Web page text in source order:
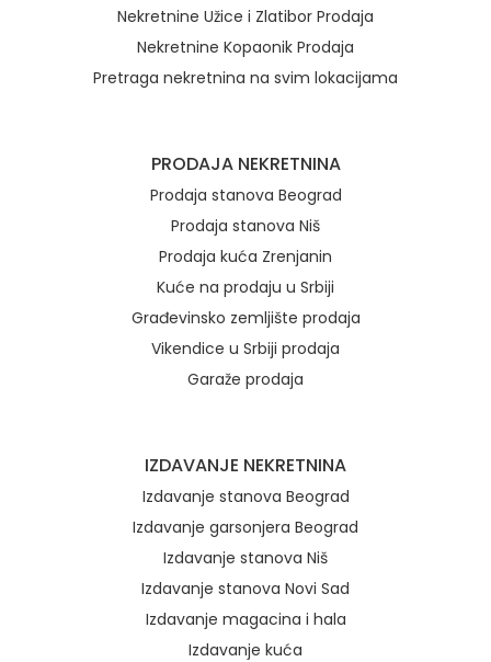
Nekretnine Užice i Zlatibor Prodaja
Nekretnine Kopaonik Prodaja
Pretraga nekretnina na svim lokacijama
PRODAJA NEKRETNINA
Prodaja stanova Beograd
Prodaja stanova Niš
Prodaja kuća Zrenjanin
Kuće na prodaju u Srbiji
Građevinsko zemljište prodaja
Vikendice u Srbiji prodaja
Garaže prodaja
IZDAVANJE NEKRETNINA
Izdavanje stanova Beograd
Izdavanje garsonjera Beograd
Izdavanje stanova Niš
Izdavanje stanova Novi Sad
Izdavanje magacina i hala
Izdavanje kuća